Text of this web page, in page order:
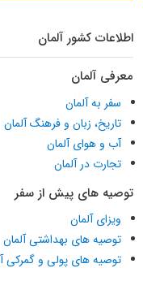
اطلاعات کشور آلمان
معرفی آلمان
سفر به آلمان
تاریخ، زبان و فرهنگ آلمان
آب و هوای آلمان
تجارت در آلمان
توصیه های پیش از سفر
ویزای آلمان
توصیه های بهداشتی آلمان
توصیه های پولی و گمرکی